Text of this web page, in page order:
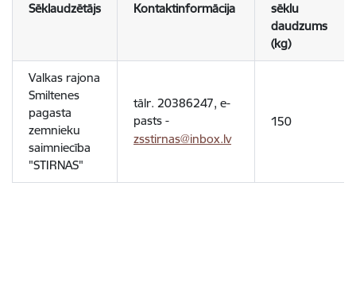
Sēklaudzētājs Kontaktinformācija
sēklu
daudzums
(kg)
Valkas rajona
Smiltenes
pagasta
zemnieku
saimniecība
"STIRNAS"
tālr. 20386247, e-
pasts -
zsstirnas@inbox.lv
150